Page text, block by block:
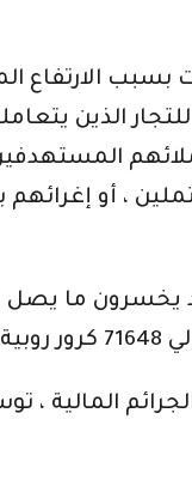
الارتفاع
للتجار الذين
، أو